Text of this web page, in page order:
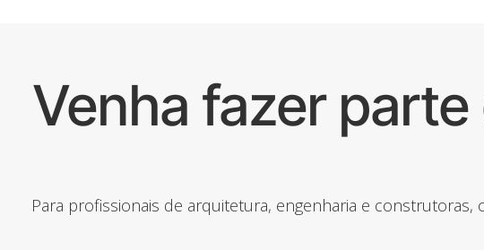
Venha fazer
Para profissionais de arquitetura, engenharia e